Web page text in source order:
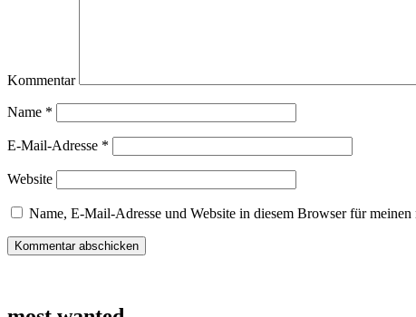
Kommentar
Name *
E-Mail-Adresse *
Website
Name, E-Mail-Adresse und Website in diesem Browser für meinen